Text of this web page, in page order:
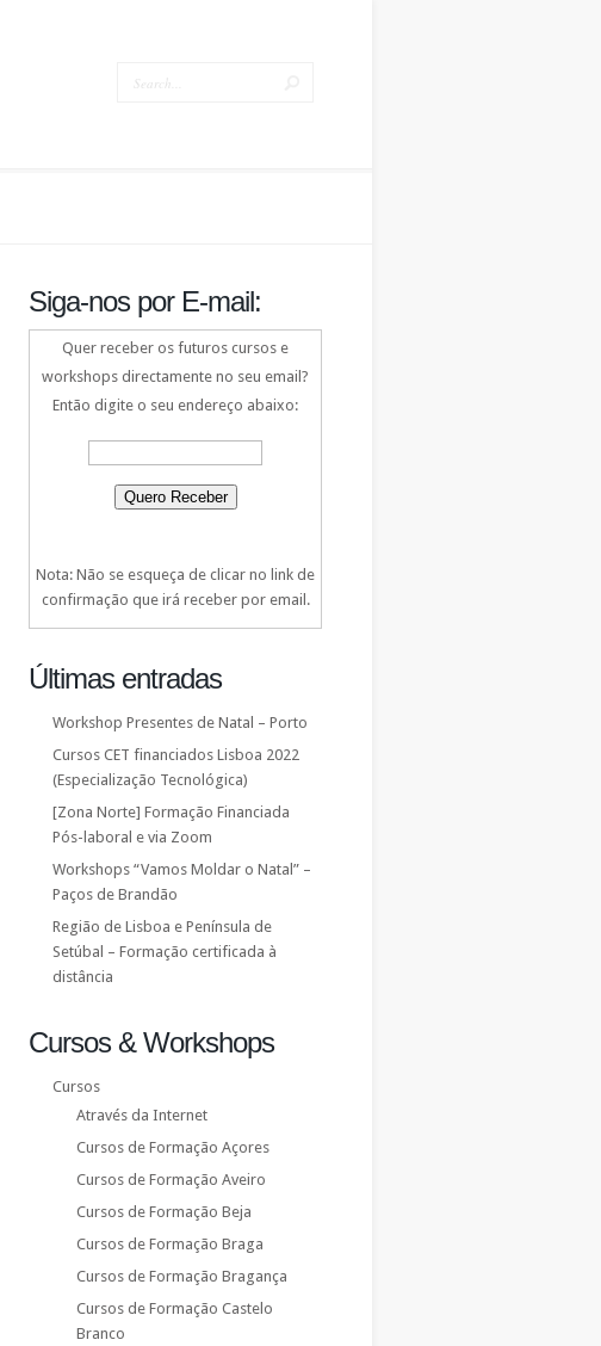
Siga-nos por E-mail:
Quer receber os futuros cursos e
workshops directamente no seu email?
Então digite o seu endereço abaixo:
Nota: Não se esqueça de clicar no link de
confirmação que irá receber por email.
Últimas entradas
Workshop Presentes de Natal – Porto
Cursos CET financiados Lisboa 2022
(Especialização Tecnológica)
[Zona Norte] Formação Financiada
Pós-laboral e via Zoom
Workshops “Vamos Moldar o Natal” –
Paços de Brandão
Região de Lisboa e Península de
Setúbal – Formação certificada à
distância
Cursos & Workshops
Cursos
Através da Internet
Cursos de Formação Açores
Cursos de Formação Aveiro
Cursos de Formação Beja
Cursos de Formação Braga
Cursos de Formação Bragança
Cursos de Formação Castelo
Branco